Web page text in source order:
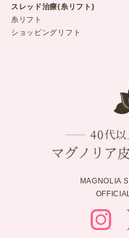
スレッド治療(糸リフト)
糸リフト
ショッピングリフト
MAGNOLIA